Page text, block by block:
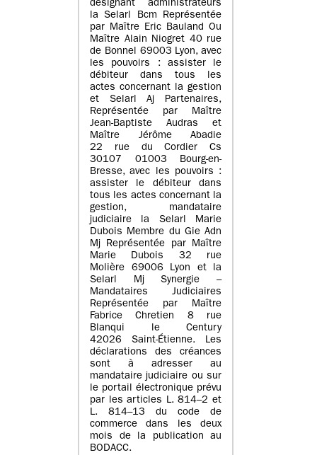
désignant administrateurs
la Selarl Bcm Représentée
par Maître Eric Bauland Ou
Maître Alain Niogret 40 rue
de Bonnel 69003 Lyon, avec
les pouvoirs : assister le
débiteur dans tous les
actes concernant la gestion
et Selarl Aj Partenaires,
Représentée par Maître
Jean-Baptiste Audras et
Maître Jérôme Abadie
22 rue du Cordier Cs
30107 01003 Bourg-en-
Bresse, avec les pouvoirs :
assister le débiteur dans
tous les actes concernant la
gestion, mandataire
judiciaire la Selarl Marie
Dubois Membre du Gie Adn
Mj Représentée par Maître
Marie Dubois 32 rue
Molière 69006 Lyon et la
Selarl Mj Synergie –
Mandataires Judiciaires
Représentée par Maître
Fabrice Chretien 8 rue
Blanqui le Century
42026 Saint-Étienne. Les
déclarations des créances
sont à adresser au
mandataire judiciaire ou sur
le portail électronique prévu
par les articles L. 814–2 et
L. 814–13 du code de
commerce dans les deux
mois de la publication au
BODACC.